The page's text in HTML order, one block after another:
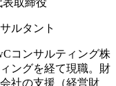
ルタント
コンサルティング株
ングを経て現職。財
社の支援（経営財